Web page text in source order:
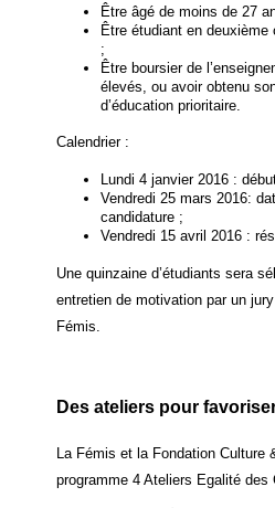
Être âgé de moins de 27
Être étudiant en deuxième
;
Être boursier de
élevés, ou avoir obtenu
d’éducation prioritaire.
Calendrier :
Lundi 4 janvier 2016 :
Vendredi 25 mars 2016:
candidature ;
Vendredi 15 avril 2016 :
Une quinzaine d’étudiants sera
entretien de motivation par un
Fémis.
Des ateliers pour
La Fémis et la Fondation
programme 4 Ateliers Egalité des